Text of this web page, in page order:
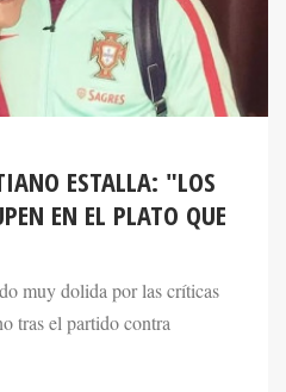
ESTALLA: "LOS
EN EL PLATO QUE
muy dolida por las críticas
tras el partido contra